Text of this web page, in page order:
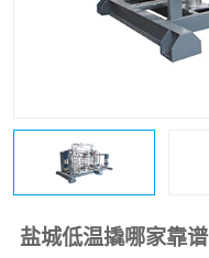
盐城低温撬哪家靠谱